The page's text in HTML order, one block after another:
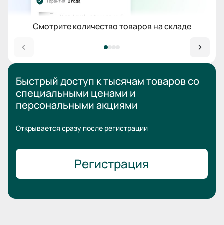
Смотрите количество товаров на складе
Быстрый доступ к тысячам товаровсо
специальными ценами и
персональными акциями
Открывается сразу после регистрации
Регистрация